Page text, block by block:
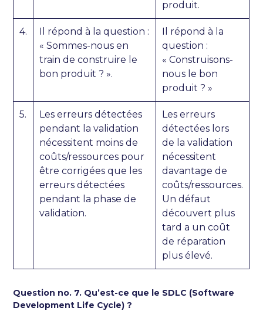
produit.
4.
Il répond à la question :
« Sommes-nous en
train de construire le
bon produit ? ».
Il répond à la
question :
« Construisons-
nous le bon
produit ? »
5.
Les erreurs détectées
pendant la validation
nécessitent moins de
coûts/ressources pour
être corrigées que les
erreurs détectées
pendant la phase de
validation.
Les erreurs
détectées lors
de la validation
nécessitent
davantage de
coûts/ressources.
Un défaut
découvert plus
tard a un coût
de réparation
plus élevé.
Question no. 7. Qu’est-ce que le SDLC (Software
Development Life Cycle) ?